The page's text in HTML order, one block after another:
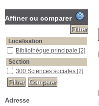
Affiner ou comparer
Localisation
Bibliothèque principale [2]
Section
300 Sciences sociales [2]
Adresse